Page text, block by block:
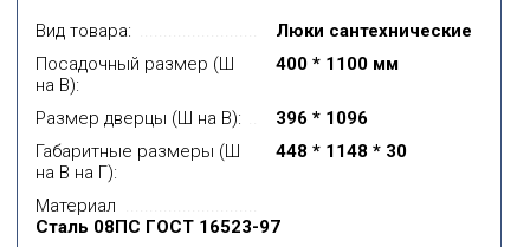
Вид товара:
Люки сантехнические
Посадочный размер (Ш
на В):
400 * 1100 мм
Размер дверцы (Ш на В):
396 * 1096
Габаритные размеры (Ш
на В на Г):
448 * 1148 * 30
Материал
Сталь 08ПС ГОСТ 16523-97